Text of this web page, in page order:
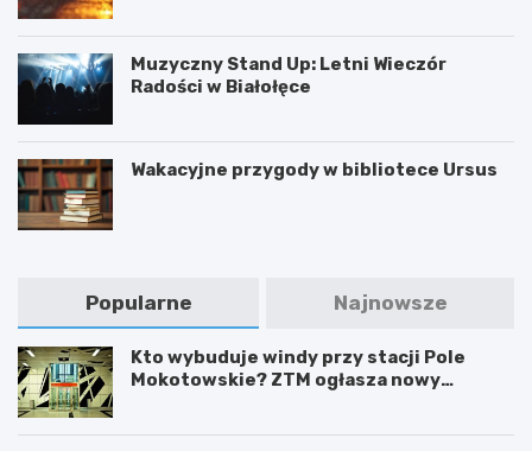
Muzyczny Stand Up: Letni Wieczór
Radości w Białołęce
Wakacyjne przygody w bibliotece Ursus
Popularne Najnowsze
Kto wybuduje windy przy stacji Pole
Mokotowskie? ZTM ogłasza nowy